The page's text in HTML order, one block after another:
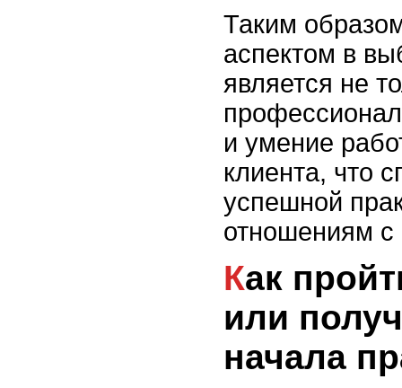
Таким
аспектом в
является не
и умение
клиента, что
успешной
отношениям с
Как пройти стажировку
или
начала